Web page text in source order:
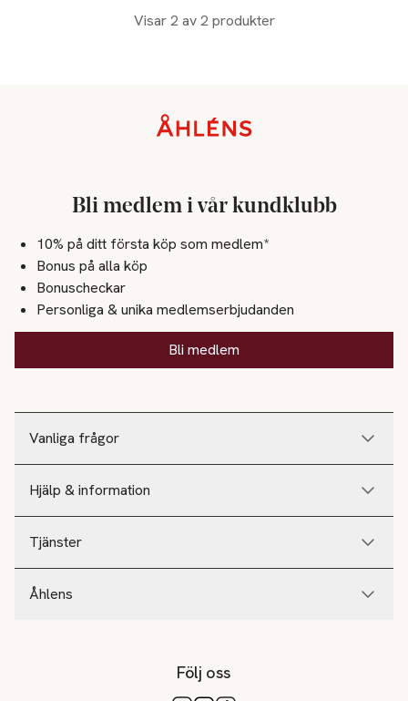
Visar 2 av 2 produkter
Vanliga frågor
Hjälp & information
Tjänster
Åhlens
Bli medlem i vår kundklubb
10% på ditt första köp som medlem*
Bonus på alla köp
Bonuscheckar
Personliga & unika medlemserbjudanden
Bli medlem
Följ oss